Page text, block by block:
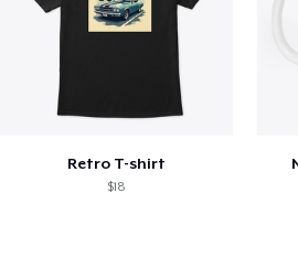
Retro T-shirt
$18